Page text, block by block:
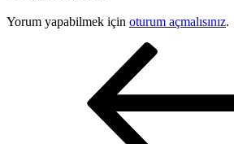
Yorum yapabilmek için oturum açmalısınız.